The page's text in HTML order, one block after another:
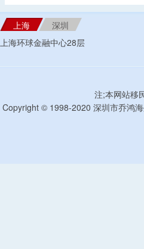
上海
深圳
上海环球金融中心28层
注;本网站移
Copyright © 1998-2020 深圳市乔鸿